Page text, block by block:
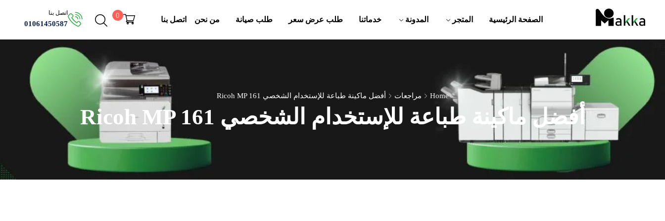
الصفحة الرئيسية المتجر المدونة خدماتنا طلب عرض سعر طلب صيانة من نحن اتصل بنا 0 اتصل بنا
01061450587
Home مراجعات أفضل ماكينة طباعة للإستخدام الشخصي Ricoh MP 161
أفضل ماكينة طباعة للإستخدام الشخصي Ricoh MP 161